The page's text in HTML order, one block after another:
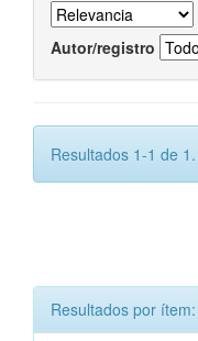
Autor/registro
Resultados 1-1 de 1.
Resultados por ítem: